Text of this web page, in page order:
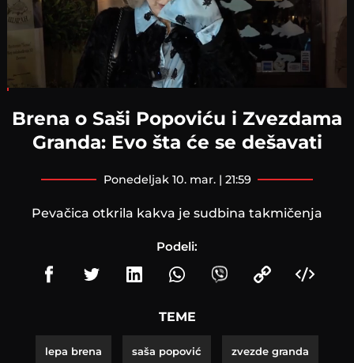
Brena o Saši Popoviću i Zvezdama
Granda: Evo šta će se dešavati
ponedeljak 10. mar. | 21:59
Pevačica otkrila kakva je sudbina takmičenja
Podeli:
TEME
lepa brena saša popović zvezde granda